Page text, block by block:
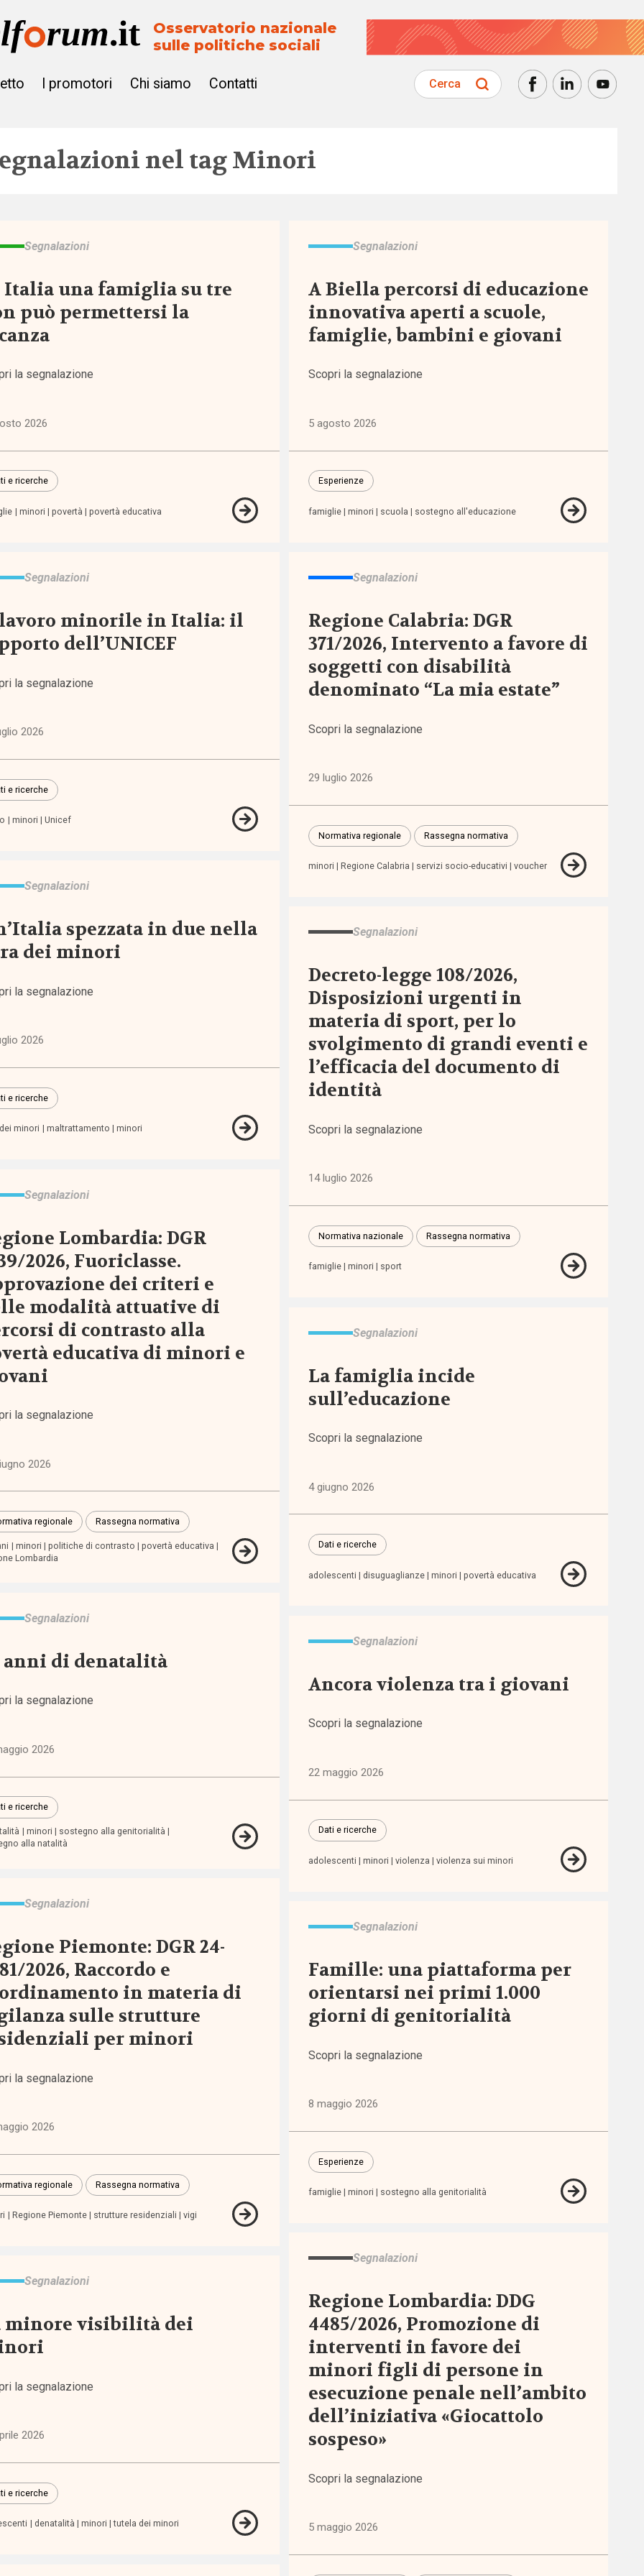
Osservatorio nazionale
sulle politiche sociali
I promotori Chi siamo Contatti Cerca
nel tagMinori
e
Segnalazioni
una famiglia su tre
può permettersi la
la segnalazione
2026
e ricerche
minori povertà povertà educativa
Segnalazioni
A Biella percorsi di educazione
innovativa aperti a scuole,
famiglie, bambini e giovani
Scopri la segnalazione
5 agosto 2026
Esperienze
famiglie minori scuola sostegno all'educazione
Segnalazioni
minorile in Italia: il
dell’UNICEF
la segnalazione
2026
e ricerche
minori Unicef
Segnalazioni
Regione Calabria: DGR
371/2026, Intervento a favore di
soggetti con disabilità
denominato “La mia estate”
Scopri la segnalazione
29 luglio 2026
Normativa regionale Rassegna normativa
minori Regione Calabria servizi socio-educativi voucher
Segnalazioni
spezzata in due nella
dei minori
la segnalazione
2026
e ricerche
minori maltrattamento minori
Segnalazioni
Decreto-legge 108/2026,
Disposizioni urgenti in
materia di sport, per lo
svolgimento di grandi eventi e
l’efficacia del documento di
identità
Scopri la segnalazione
14 luglio 2026
Normativa nazionale Rassegna normativa
famiglie minori sport
Segnalazioni
Lombardia: DGR
2026, Fuoriclasse.
dei criteri e
modalità attuative di
di contrasto alla
educativa di minori e
la segnalazione
2026
regionale Rassegna normativa
minori politiche di contrasto
povertà educativa
Lombardia
Segnalazioni
La famiglia incide
sull’educazione
Scopri la segnalazione
4 giugno 2026
Dati e ricerche
adolescenti disuguaglianze minori povertà educativa
Segnalazioni
anni di denatalità
la segnalazione
2026
e ricerche
minori
sostegno alla genitorialità
alla natalità
Segnalazioni
Ancora violenza tra i giovani
Scopri la segnalazione
22 maggio 2026
Dati e ricerche
adolescenti minori violenza violenza sui minori
Segnalazioni
Piemonte: DGR 24-
2026, Raccordo e
in materia di
sulle strutture
per minori
la segnalazione
2026
regionale Rassegna normativa
Regione Piemonte strutture residenziali vigi
Segnalazioni
Famille: una piattaforma per
orientarsi nei primi 1.000
giorni di genitorialità
Scopri la segnalazione
8 maggio 2026
Esperienze
famiglie minori sostegno alla genitorialità
Segnalazioni
Regione Lombardia: DDG
4485/2026, Promozione di
interventi in favore dei
minori figli di persone in
esecuzione penale nell’ambito
dell’iniziativa «Giocattolo
sospeso»
Scopri la segnalazione
5 maggio 2026
Segnalazioni
minore visibilità dei
la segnalazione
2026
e ricerche
denatalità minori tutela dei minori